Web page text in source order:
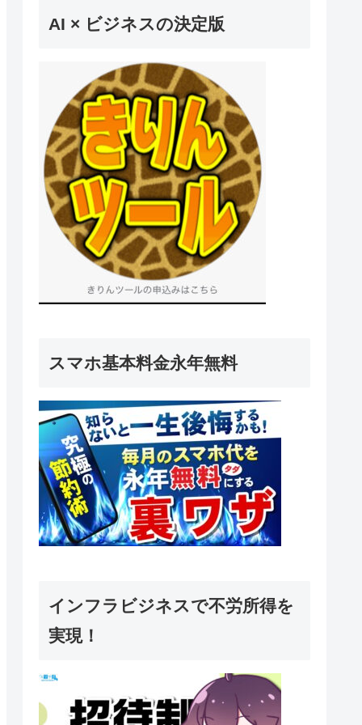
AI × ビジネスの決定版
スマホ基本料金永年無料
インフラビジネスで不労所得を
実現！